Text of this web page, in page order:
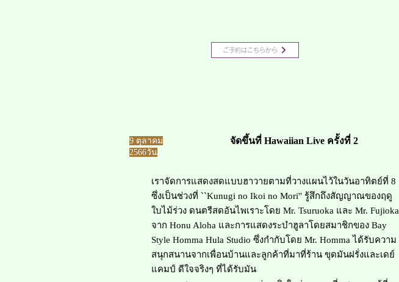
ご予約はこちらから
จัดขึ้นที่ Hawaiian Live​ ครั้งที่ 2
​9 ตุลาคม
2566วัน
เราจัดการแสดงสดแบบฮาวายตามที่วางแผนไว้ในวันอาทิตย์ที่ 8
ซึ่งเป็นช่วงที่ ``Kunugi no Ikoi no Mori'' รู้สึกถึงสัญญาณของฤดู
ใบไม้ร่วง ดนตรีสดอันไพเราะโดย Mr. Tsuruoka และ Mr. Fujioka
จาก Honu Aloha และการแสดงระบำฮูลาโดยสมาชิกของ Bay
Style Homma Hula Studio ซึ่งกำกับโดย Mr. Homma ได้รับความ
สนุกสนานจากเพื่อนบ้านและลูกค้าที่มาที่ร้าน ขุดมันฝรั่งและเดย์
แคมป์ ดีใจจริงๆ ที่ได้รับมัน